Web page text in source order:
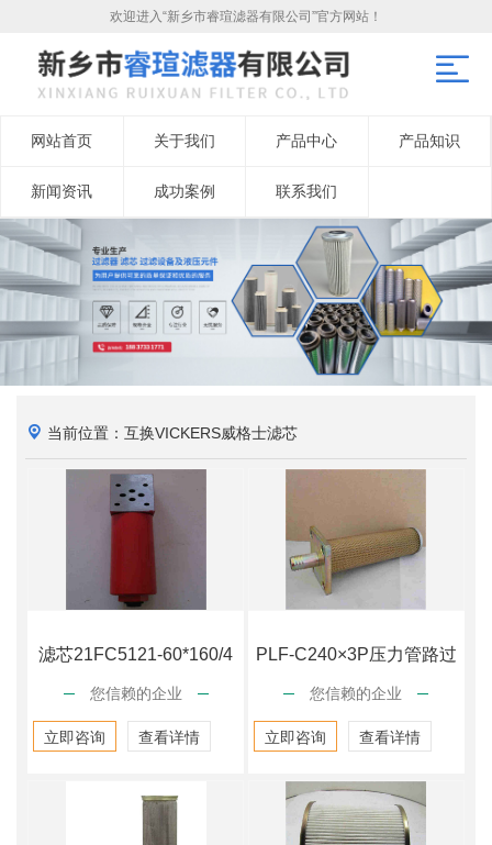
欢迎进入“新乡市睿瑄滤器有限公司”官方网站！
网站首页 关于我们 产品中心 产品知识
新闻资讯 成功案例 联系我们
当前位置：互换VICKERS威格士滤芯
滤芯21FC5121-60*160/4
您信赖的企业
立即咨询 查看详情
PLF-C240×3P压力管路过
滤器
您信赖的企业
立即咨询 查看详情